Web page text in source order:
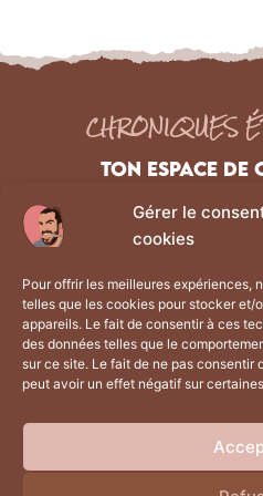
Gérer le
cookies
Pour offrir les meilleures expériences,
telles que les cookies pour stocker et/
appareils. Le fait de consentir à ces
des données telles que le
sur ce site. Le fait de ne pas consentir
peut avoir un effet négatif sur
CHRONIQUES
TON ESPACE
NAVIGATION
À propos
La boutique
Contact